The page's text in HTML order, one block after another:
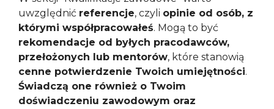
uwzględnić referencje, czyli opinie od osób, z
którymi współpracowałeś. Mogą to być
rekomendacje od byłych pracodawców,
przełożonych lub mentorów, które stanowią
cenne potwierdzenie Twoich umiejętności.
Świadczą one również o Twoim
doświadczeniu zawodowym oraz